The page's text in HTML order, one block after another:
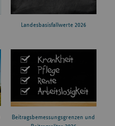
Landesbasisfallwerte 2026
Beitragsbemessungsgrenzen und